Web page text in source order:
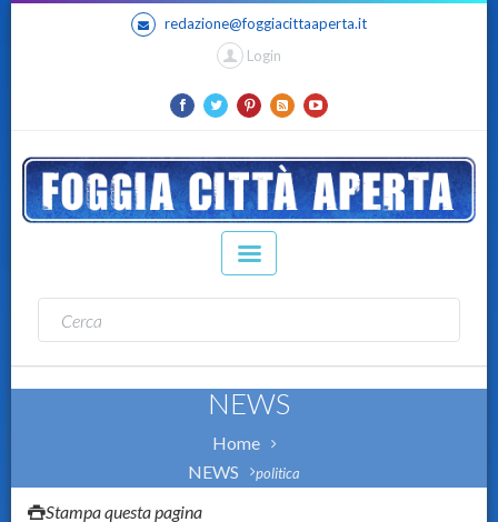
redazione@foggiacittaaperta.it
Login
NEWS
Home
NEWS
politica
Stampa questa pagina